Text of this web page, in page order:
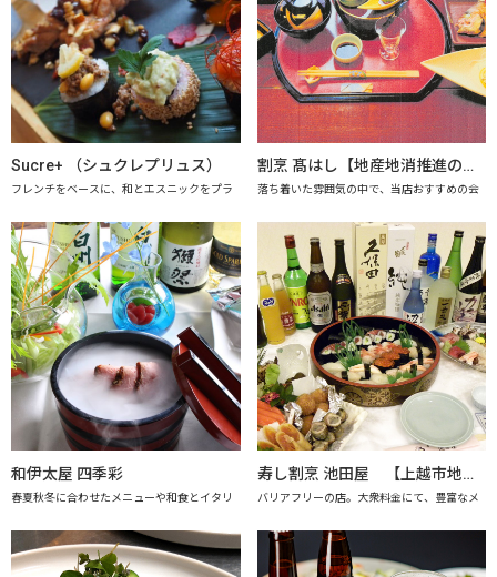
Sucre+ （シュクレプリュス）
フレンチをベースに、和とエスニックをプラ
割烹 髙はし【地産地消推進の店「プレミアム認定店」】
落ち着いた雰囲気の中で、当店おすすめの会
和伊太屋 四季彩
春夏秋冬に合わせたメニューや和食とイタリ
寿し割烹 池田屋 【上越市地産地消の店認定店】
バリアフリーの店。大衆料金にて、豊富なメ